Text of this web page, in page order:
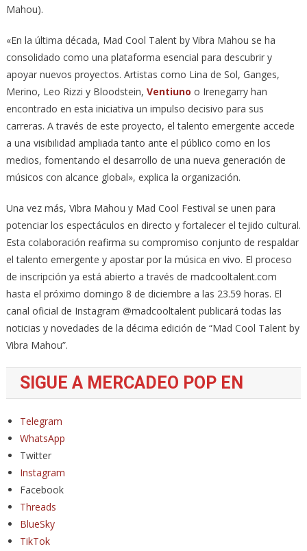
Mahou).
«En la última década, Mad Cool Talent by Vibra Mahou se ha
consolidado como una plataforma esencial para descubrir y
apoyar nuevos proyectos. Artistas como Lina de Sol, Ganges,
Merino, Leo Rizzi y Bloodstein, Ventiuno o Irenegarry han
encontrado en esta iniciativa un impulso decisivo para sus
carreras. A través de este proyecto, el talento emergente accede
a una visibilidad ampliada tanto ante el público como en los
medios, fomentando el desarrollo de una nueva generación de
músicos con alcance global», explica la organización.
Una vez más, Vibra Mahou y Mad Cool Festival se unen para
potenciar los espectáculos en directo y fortalecer el tejido cultural.
Esta colaboración reafirma su compromiso conjunto de respaldar
el talento emergente y apostar por la música en vivo. El proceso
de inscripción ya está abierto a través de madcooltalent.com
hasta el próximo domingo 8 de diciembre a las 23.59 horas. El
canal oficial de Instagram @madcooltalent publicará todas las
noticias y novedades de la décima edición de “Mad Cool Talent by
Vibra Mahou”.
SIGUE A MERCADEO POP EN
Telegram
WhatsApp
Twitter
Instagram
Facebook
Threads
BlueSky
TikTok